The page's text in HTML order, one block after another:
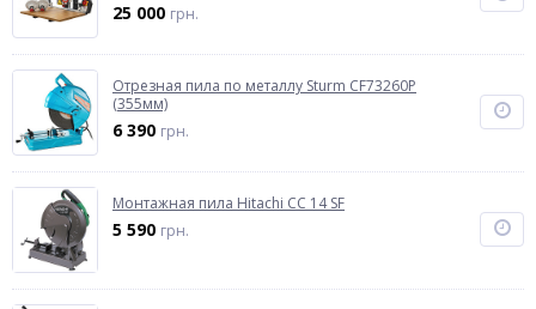
25 000 грн.
Отрезная пила по металлу Sturm CF73260P
(355мм)
6 390 грн.
Монтажная пила Hitachi CC 14 SF
5 590 грн.